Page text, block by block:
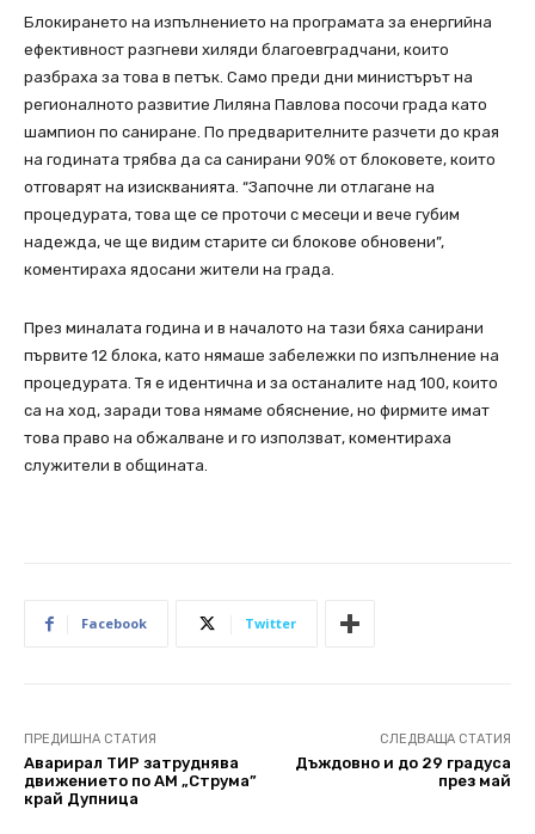
Блокирането на изпълнението на програмата за енергийна
ефективност разгневи хиляди благоевградчани, които
разбраха за това в петък. Само преди дни министърът на
регионалното развитие Лиляна Павлова посочи града като
шампион по саниране. По предварителните разчети до края
на годината трябва да са санирани 90% от блоковете, които
отговарят на изискванията. “Започне ли отлагане на
процедурата, това ще се проточи с месеци и вече губим
надежда, че ще видим старите си блокове обновени”,
коментираха ядосани жители на града.
През миналата година и в началото на тази бяха санирани
първите 12 блока, като нямаше забележки по изпълнение на
процедурата. Тя е идентична и за останалите над 100, които
са на ход, заради това нямаме обяснение, но фирмите имат
това право на обжалване и го използват, коментираха
служители в общината.
Facebook Twitter
ПРЕДИШНА СТАТИЯ
Аварирал ТИР затруднява
движението по АМ „Струма”
край Дупница
СЛЕДВАЩА СТАТИЯ
Дъждовно и до 29 градуса
през май